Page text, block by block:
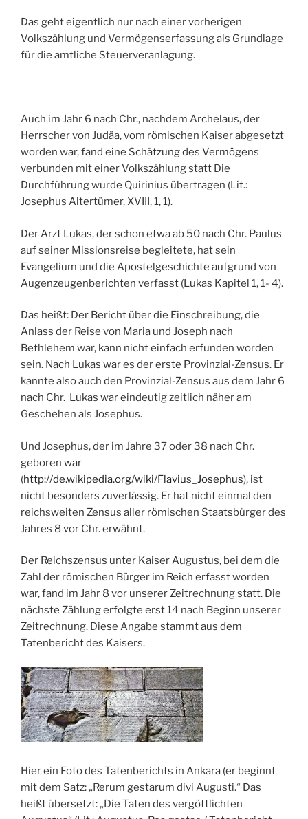
Das geht eigentlich nur nach einer vorherigen
Volkszählung und Vermögenserfassung als Grundlage
für die amtliche Steuerveranlagung.
Auch im Jahr 6 nach Chr., nachdem Archelaus, der
Herrscher von Judäa, vom römischen Kaiser abgesetzt
worden war, fand eine Schätzung des Vermögens
verbunden mit einer Volkszählung statt Die
Durchführung wurde Quirinius übertragen (Lit.:
Josephus Altertümer, XVIII, 1, 1).
Der Arzt Lukas, der schon etwa ab 50 nach Chr. Paulus
auf seiner Missionsreise begleitete, hat sein
Evangelium und die Apostelgeschichte aufgrund von
Augenzeugenberichten verfasst (Lukas Kapitel 1, 1- 4).
Das heißt: Der Bericht über die Einschreibung, die
Anlass der Reise von Maria und Joseph nach
Bethlehem war, kann nicht einfach erfunden worden
sein. Nach Lukas war es der erste Provinzial-Zensus. Er
kannte also auch den Provinzial-Zensus aus dem Jahr 6
nach Chr. Lukas war eindeutig zeitlich näher am
Geschehen als Josephus.
Und Josephus, der im Jahre 37 oder 38 nach Chr.
geboren war
(http://de.wikipedia.org/wiki/Flavius_Josephus), ist
nicht besonders zuverlässig. Er hat nicht einmal den
reichsweiten Zensus aller römischen Staatsbürger des
Jahres 8 vor Chr. erwähnt.
Der Reichszensus unter Kaiser Augustus, bei dem die
Zahl der römischen Bürger im Reich erfasst worden
war, fand im Jahr 8 vor unserer Zeitrechnung statt. Die
nächste Zählung erfolgte erst 14 nach Beginn unserer
Zeitrechnung. Diese Angabe stammt aus dem
Tatenbericht des Kaisers.
Hier ein Foto des Tatenberichts in Ankara (er beginnt
mit dem Satz: „Rerum gestarum divi Augusti.“ Das
heißt übersetzt: „Die Taten des vergöttlichten